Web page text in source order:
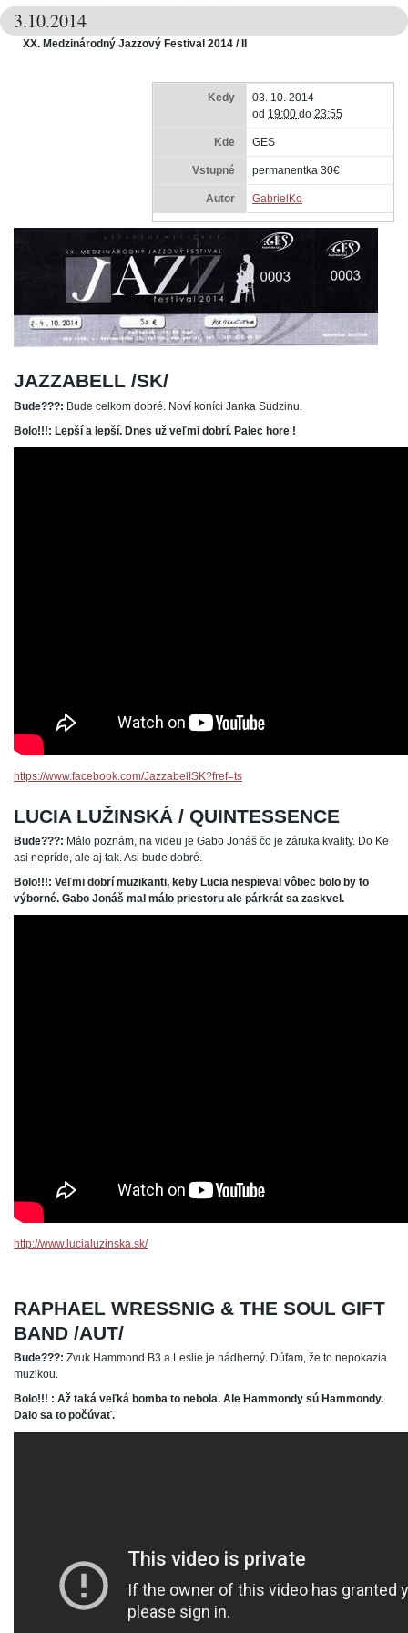
3.10.2014
XX. Medzinárodný Jazzový Festival 2014 / II
Kedy
03. 10. 2014
od 19:00 do 23:55
Kde GES
Vstupné permanentka 30€
Autor GabrielKo
JAZZABELL /SK/
Bude???: Bude celkom dobré. Noví koníci Janka Sudzinu.
Bolo!!!: Lepší a lepší. Dnes už veľmi dobrí. Palec hore !
https://www.facebook.com/JazzabellSK?fref=ts
LUCIA LUŽINSKÁ / QUINTESSENCE
Bude???: Málo poznám, na videu je Gabo Jonáš čo je záruka kvality. Do Ke
asi nepríde, ale aj tak. Asi bude dobré.
Bolo!!!: Veľmi dobrí muzikanti, keby Lucia nespieval vôbec bolo by to
výborné. Gabo Jonáš mal málo priestoru ale párkrát sa zaskvel.
http://www.lucialuzinska.sk/
RAPHAEL WRESSNIG & THE SOUL GIFT
BAND /AUT/
Bude???: Zvuk Hammond B3 a Leslie je nádherný. Dúfam, že to nepokazia
muzikou.
Bolo!!! : Až taká veľká bomba to nebola. Ale Hammondy sú Hammondy.
Dalo sa to počúvať.